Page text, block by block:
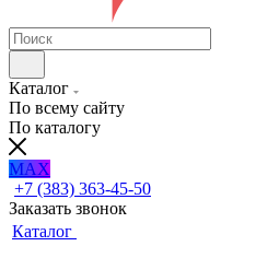
Каталог
По всему сайту
По каталогу
MAX
+7 (383) 363-45-50
Заказать звонок
Каталог